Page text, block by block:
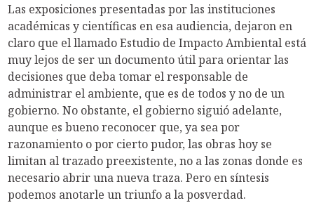
Las exposiciones presentadas por las instituciones
académicas y científicas en esa audiencia, dejaron en
claro que el llamado Estudio de Impacto Ambiental está
muy lejos de ser un documento útil para orientar las
decisiones que deba tomar el responsable de
administrar el ambiente, que es de todos y no de un
gobierno. No obstante, el gobierno siguió adelante,
aunque es bueno reconocer que, ya sea por
razonamiento o por cierto pudor, las obras hoy se
limitan al trazado preexistente, no a las zonas donde es
necesario abrir una nueva traza. Pero en síntesis
podemos anotarle un triunfo a la posverdad.